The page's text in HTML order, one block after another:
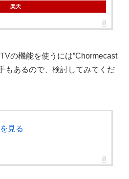
楽天
の機能を使うには”Chormecast
もあるので、検討してみてくだ
見る